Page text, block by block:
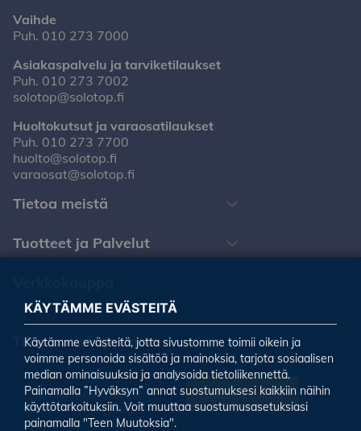
Vaihde
Puh. 010 273 7000
Asiakaspalvelu ja tarviketilaukset
Puh. 010 273 7002
solotop@solotop.fi
Huoltokutsut ja varaosatilaukset
Puh. 010 273 7700
huolto@solotop.fi
varaosat@solotop.fi
Tietoa meistä
Tuotteet ja Palvelut
Tilaa uutiskirjeemme
Tilaa uutiskirje
KÄYTÄMME EVÄSTEITÄ
Käytämme evästeitä, jotta sivustomme toimii oikein ja
voimme personoida sisältöä ja mainoksia, tarjota sosiaalisen
median ominaisuuksia ja analysoida tietoliikennettä.
Painamalla ”Hyväksyn” annat suostumuksesi kaikkiin näihin
käyttötarkoituksiin. Voit muuttaa suostumusasetuksiasi
painamalla "Teen Muutoksia".